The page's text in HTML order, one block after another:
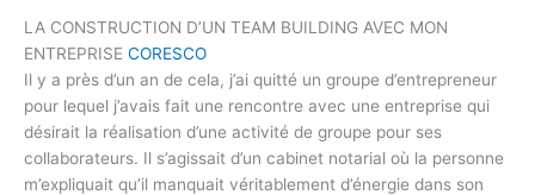
LA CONSTRUCTION D’UN TEAM BUILDING AVEC MON
ENTREPRISE CORESCO
Il y a près d’un an de cela, j’ai quitté un groupe d’entrepreneur
pour lequel j’avais fait une rencontre avec une entreprise qui
désirait la réalisation d’une activité de groupe pour ses
collaborateurs. Il s’agissait d’un cabinet notarial où la personne
m’expliquait qu’il manquait véritablement d’énergie dans son